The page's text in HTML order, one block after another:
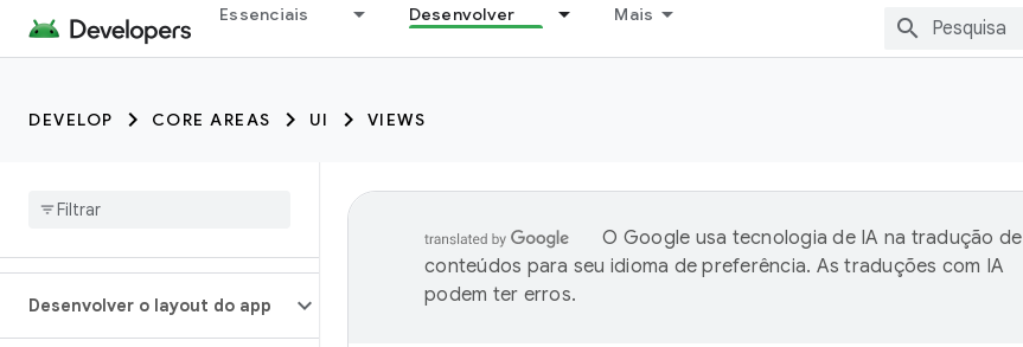
Essenciais Desenvolver Mais
DEVELOP CORE AREAS UI VIEWS
Desenvolver o layout do app
O Google usa tecnologia de IA na tradução de
conteúdos para seu idioma de preferência. As traduções com IA
podem ter erros.